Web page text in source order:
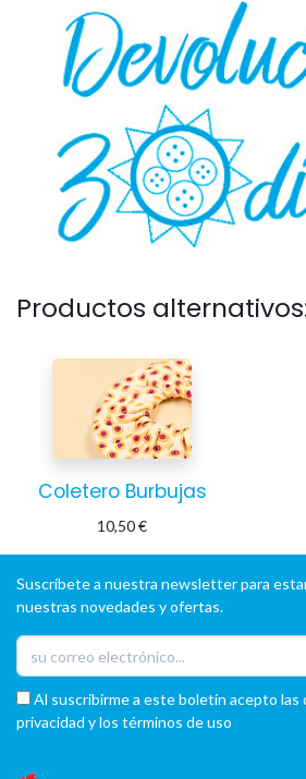
Productos
Coletero Burbujas
10,50€
Suscríbete a nuestra newsletter para
nuestras novedades y ofertas.
Al suscribirme a este boletín acepto las
privacidad y los términos de uso